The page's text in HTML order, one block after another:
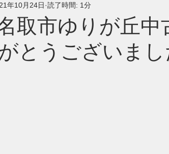
取市ゆりが丘
とうございまし
年10月24日 読了時間: 1分